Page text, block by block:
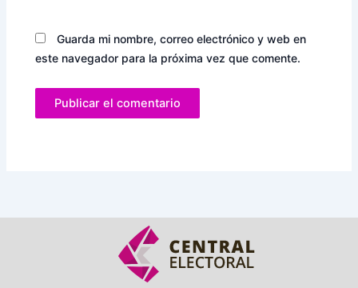
Guarda mi nombre, correo electrónico y web en
este navegador para la próxima vez que comente.